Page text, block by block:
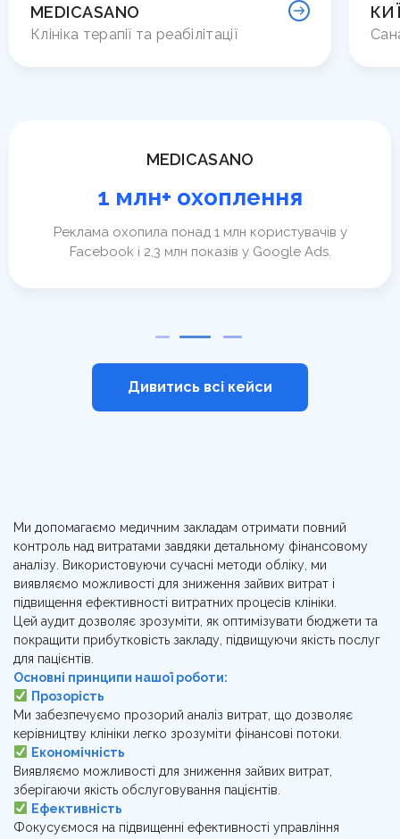
MEDICASANO
Клініка терапії та реабілітації
MEDICASANO
1 млн+ охоплення
Реклама охопила понад 1 млн користувачів у
Facebook і 2,3 млн показів у Google Ads.
Дивитись всі кейси
Ми допомагаємо медичним закладам отримати повний
контроль над витратами завдяки детальному фінансовому
аналізу. Використовуючи сучасні методи обліку, ми
виявляємо можливості для зниження зайвих витрат і
підвищення ефективності витратних процесів клініки.
Цей аудит дозволяє зрозуміти, як оптимізувати бюджети та
покращити прибутковість закладу, підвищуючи якість послуг
для пацієнтів.
Основні принципи нашої роботи:
Прозорість
Ми забезпечуємо прозорий аналіз витрат, що дозволяє
керівництву клініки легко зрозуміти фінансові потоки.
Економічність
Виявляємо можливості для зниження зайвих витрат,
зберігаючи якість обслуговування пацієнтів.
Ефективність
Фокусуємося на підвищенні ефективності управління